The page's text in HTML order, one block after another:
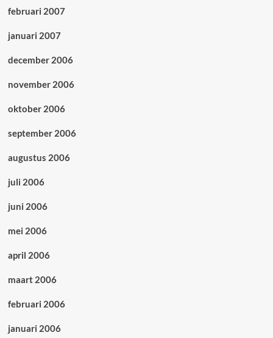
februari 2007
januari 2007
december 2006
november 2006
oktober 2006
september 2006
augustus 2006
juli 2006
juni 2006
mei 2006
april 2006
maart 2006
februari 2006
januari 2006